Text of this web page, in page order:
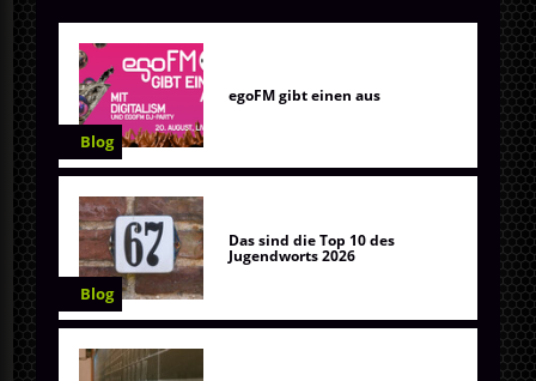
Blog
egoFM gibt einen aus
Blog
Das sind die Top 10 des
Jugendworts 2026